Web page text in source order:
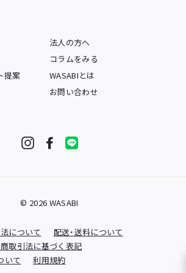
提案
法人の方へ
コラムをみる
WASABIとは
お問い合わせ
© 2026 WASABI
について
配送・送料について
取引法に基づく表記
いて
利用規約